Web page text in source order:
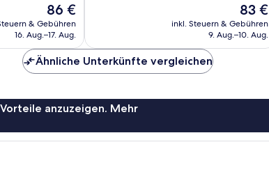
Der
Preis
beträgt
86 €
& Gebühren
16. Aug.–17. Aug.
Der
Preis
beträgt
83 €
inkl. Steuern & Gebühren
9. Aug.–10. Aug.
Ähnliche Unterkünfte vergleichen
anzuzeigen. Mehr